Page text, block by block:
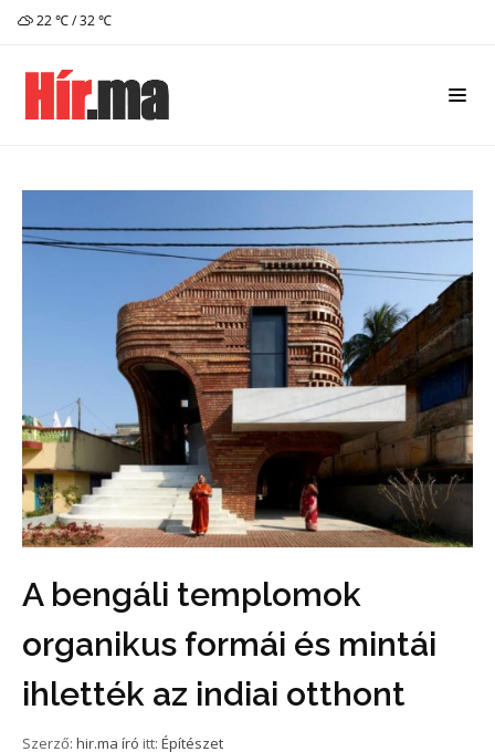
22 ℃ / 32 ℃
A bengáli templomok
organikus formái és mintái
ihlették az indiai otthont
Szerző: hir.ma író itt: Építészet